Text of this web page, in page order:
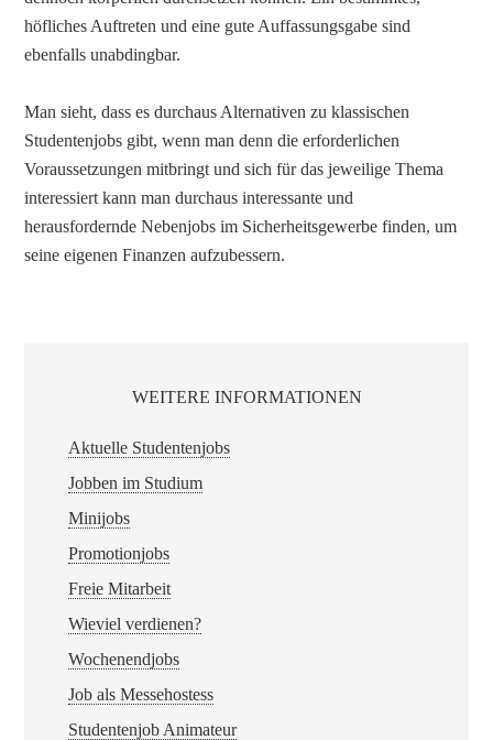
höfliches Auftreten und eine gute Auffassungsgabe sind
ebenfalls unabdingbar.
Man sieht, dass es durchaus Alternativen zu klassischen
Studentenjobs gibt, wenn man denn die erforderlichen
Voraussetzungen mitbringt und sich für das jeweilige Thema
interessiert kann man durchaus interessante und
herausfordernde Nebenjobs im Sicherheitsgewerbe finden, um
seine eigenen Finanzen aufzubessern.
WEITERE INFORMATIONEN
Aktuelle Studentenjobs
Jobben im Studium
Minijobs
Promotionjobs
Freie Mitarbeit
Wieviel verdienen?
Wochenendjobs
Job als Messehostess
Studentenjob Animateur